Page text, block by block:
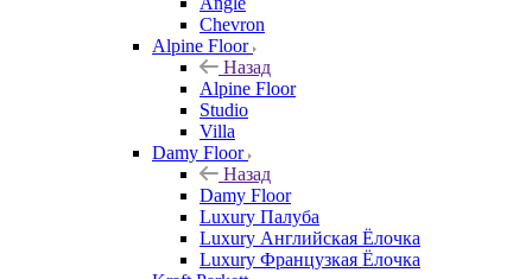
Chevron
Alpine Floor
Назад
Alpine Floor
Studio
Villa
Damy Floor
Назад
Damy Floor
Luxury Палуба
Luxury Английская Ёлочка
Luxury Французкая Ёлочка